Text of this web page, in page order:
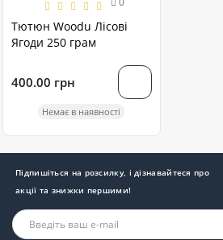
Тютюн Woodu Лісові
Ягоди 250 грам
400.00 грн
Немає в наявності
Підпишіться на розсилку, і дізнавайтеся про
акції та знижки першими!